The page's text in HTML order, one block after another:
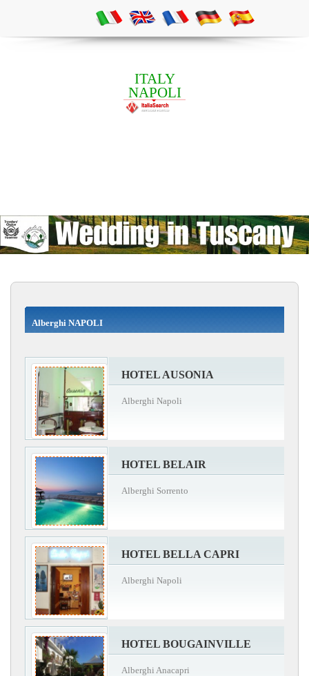
ITALY
NAPOLI
Alberghi NAPOLI
HOTEL AUSONIA
Alberghi Napoli
HOTEL BELAIR
Alberghi Sorrento
HOTEL BELLA CAPRI
Alberghi Napoli
HOTEL BOUGAINVILLE
Alberghi Anacapri